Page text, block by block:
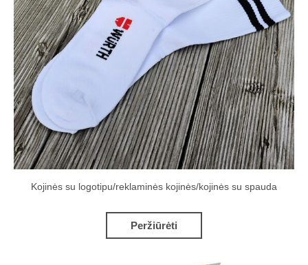
Kojinės su logotipu/reklaminės kojinės/kojinės su spauda
Peržiūrėti